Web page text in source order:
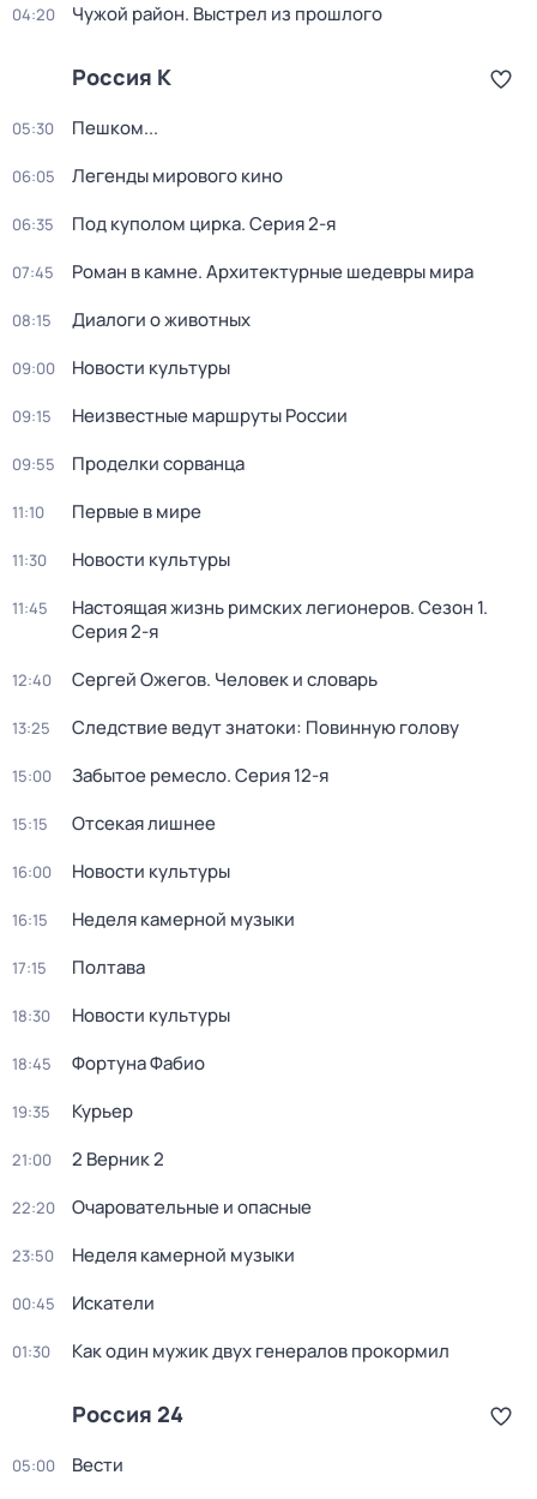
04:20 Чужой район. Выстрел из прошлого
Россия К
05:30 Пешком...
06:05 Легенды мирового кино
06:35 Под куполом цирка. Серия 2-я
07:45 Роман в камне. Архитектурные шедевры мира
08:15 Диалоги о животных
09:00 Новости культуры
09:15 Неизвестные маршруты России
09:55 Проделки сорванца
11:10 Первые в мире
11:30 Новости культуры
11:45 Настоящая жизнь римских легионеров. Сезон 1.
Серия 2-я
12:40 Сергей Ожегов. Человек и словарь
13:25 Следствие ведут знатоки: Повинную голову
15:00 Забытое ремесло. Серия 12-я
15:15 Отсекая лишнее
16:00 Новости культуры
16:15 Неделя камерной музыки
17:15 Полтава
18:30 Новости культуры
18:45 Фортуна Фабио
19:35 Курьер
21:00 2 Верник 2
22:20 Очаровательные и опасные
23:50 Неделя камерной музыки
00:45 Искатели
01:30 Как один мужик двух генералов прокормил
Россия 24
05:00 Вести